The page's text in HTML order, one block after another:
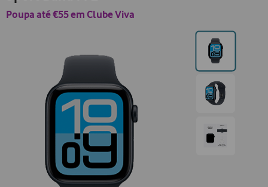
Poupa até €55 em Clube Viva
Ir
para
posição0
Ir
posição1
Ir